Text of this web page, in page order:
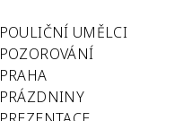
POULIČNÍ UMĚLCI
POZOROVÁNÍ
PRAHA
PRÁZDNINY